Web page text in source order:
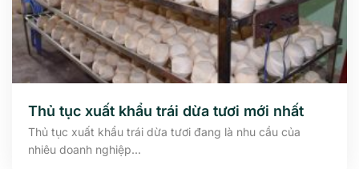
Thủ tục xuất khẩu trái dừa tươi mới nhất
Thủ tục xuất khẩu trái dừa tươi đang là nhu cầu của
nhiêu doanh nghiệp...